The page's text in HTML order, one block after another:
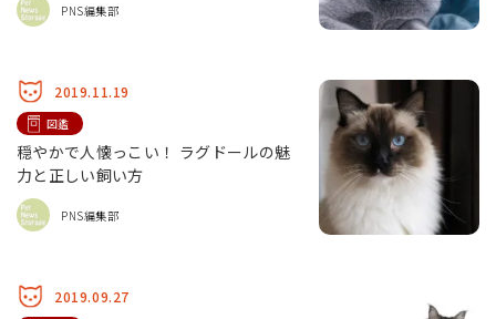
PNS編集部
2019.11.19
図鑑
穏やかで人懐っこい！ ラグドールの魅
力と正しい飼い方
PNS編集部
2019.09.27